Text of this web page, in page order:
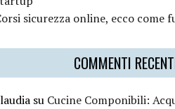
sicurezza online, ecco come
COMMENTI
su Cucine Componibili: